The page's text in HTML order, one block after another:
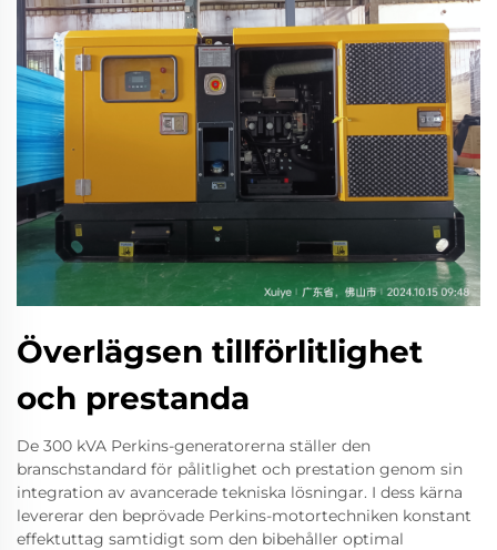
Överlägsen tillförlitlighet
och prestanda
De 300 kVA Perkins-generatorerna ställer den
branschstandard för pålitlighet och prestation genom sin
integration av avancerade tekniska lösningar. I dess kärna
levererar den beprövade Perkins-motortechniken konstant
effektuttag samtidigt som den bibehåller optimal